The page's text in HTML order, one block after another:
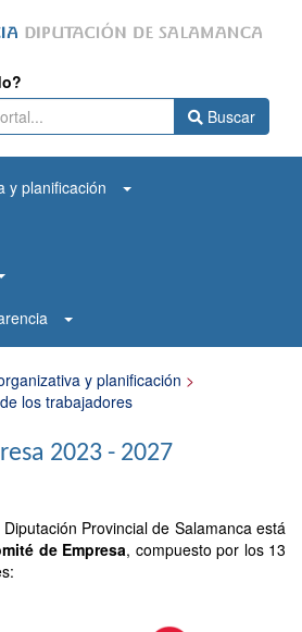
Buscar
y planificación
y planificación >
los trabajadores
2023 - 2027
Provincial de Salamanca está
de Empresa, compuesto por los 13